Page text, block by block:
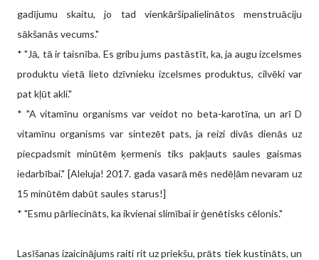
gadījumu skaitu, jo tad vienkāršipalielinātos menstruāciju
sākšanās vecums."
* "Jā, tā ir taisnība. Es gribu jums pastāstīt, ka, ja augu izcelsmes
produktu vietā lieto dzīvnieku izcelsmes produktus, cilvēki var
pat kļūt akli."
* "A vitamīnu organisms var veidot no beta-karotīna, un arī D
vitamīnu organisms var sintezēt pats, ja reizi divās dienās uz
piecpadsmit minūtēm ķermenis tiks pakļauts saules gaismas
iedarbībai." [Aleluja! 2017. gada vasarā mēs nedēļām nevaram uz
15 minūtēm dabūt saules starus!]
* "Esmu pārliecināts, ka ikvienai slimībai ir ģenētisks cēlonis."
Lasīšanas izaicinājums raiti rit uz priekšu, prāts tiek kustināts, un